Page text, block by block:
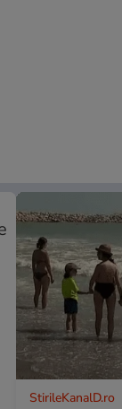
StirileKanalD.ro